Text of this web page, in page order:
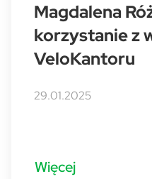
Magdalena
korzystanie z
VeloKantoru
29.01.2025
Więcej